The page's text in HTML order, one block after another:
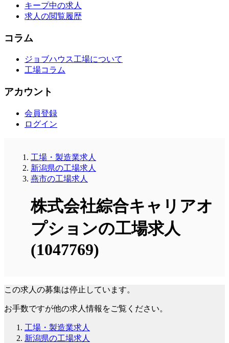
キープ中の求人
求人の閲覧履歴
コラム
ジョブハウス工場について
工場コラム
アカウント
会員登録
ログイン
工場・製造業求人
新潟県の工場求人
燕市の工場求人
株式会社綜合キャリアオ
プションの工場求人
(1047769)
この求人の募集は停止しています。
お手数ですが他の求人情報をご覧ください。
工場・製造業求人
新潟県の工場求人